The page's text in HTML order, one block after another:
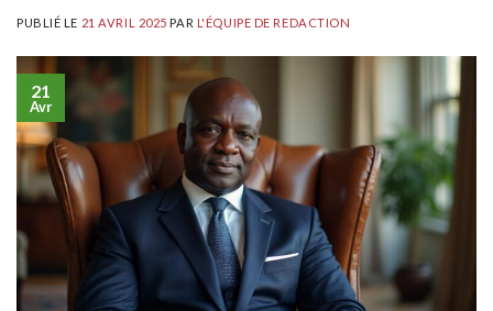
PUBLIÉ LE 21 AVRIL 2025 PAR L'ÉQUIPE DE REDACTION
21
Avr